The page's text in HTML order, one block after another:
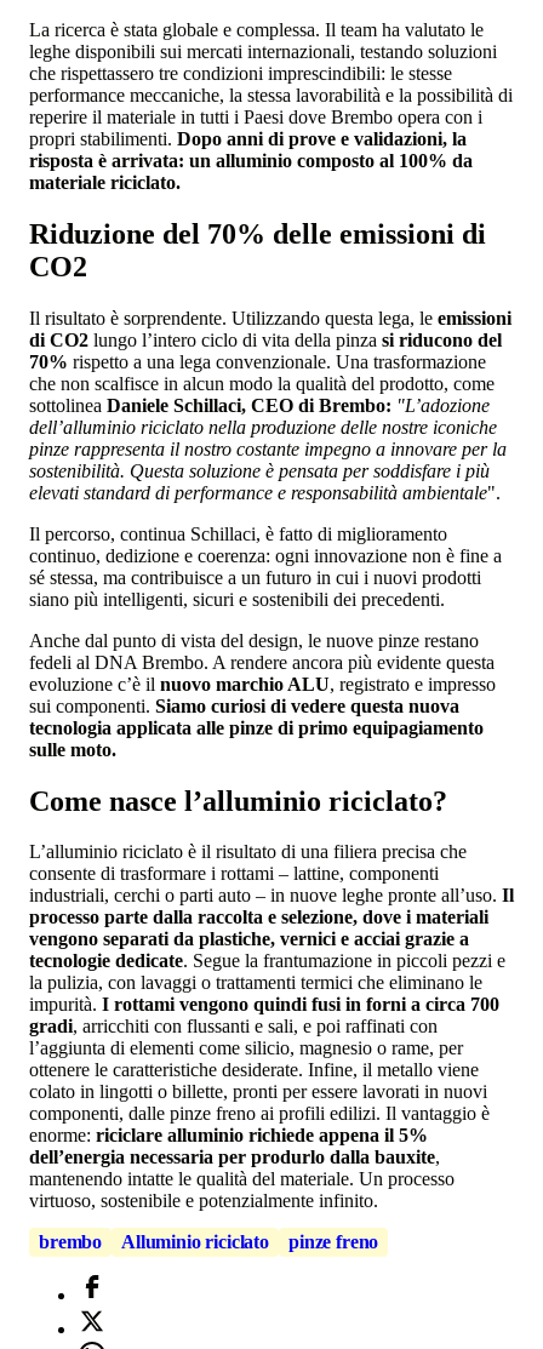
La ricerca è stata globale e complessa. Il team ha valutato le
leghe disponibili sui mercati internazionali, testando soluzioni
che rispettassero tre condizioni imprescindibili: le stesse
performance meccaniche, la stessa lavorabilità e la possibilità di
reperire il materiale in tutti i Paesi dove Brembo opera con i
propri stabilimenti. Dopo anni di prove e validazioni, la
risposta è arrivata: un alluminio composto al 100% da
materiale riciclato.
Riduzione del 70% delle emissioni di
CO2
Il risultato è sorprendente. Utilizzando questa lega, le emissioni
di CO2 lungo l’intero ciclo di vita della pinza si riducono del
70% rispetto a una lega convenzionale. Una trasformazione
che non scalfisce in alcun modo la qualità del prodotto, come
sottolinea Daniele Schillaci, CEO di Brembo: "L’adozione
dell’alluminio riciclato nella produzione delle nostre iconiche
pinze rappresenta il nostro costante impegno a innovare per la
sostenibilità. Questa soluzione è pensata per soddisfare i più
elevati standard di performance e responsabilità ambientale".
Il percorso, continua Schillaci, è fatto di miglioramento
continuo, dedizione e coerenza: ogni innovazione non è fine a
sé stessa, ma contribuisce a un futuro in cui i nuovi prodotti
siano più intelligenti, sicuri e sostenibili dei precedenti.
Anche dal punto di vista del design, le nuove pinze restano
fedeli al DNA Brembo. A rendere ancora più evidente questa
evoluzione c’è il nuovo marchio ALU, registrato e impresso
sui componenti. Siamo curiosi di vedere questa nuova
tecnologia applicata alle pinze di primo equipagiamento
sulle moto.
Come nasce l’alluminio riciclato?
L’alluminio riciclato è il risultato di una filiera precisa che
consente di trasformare i rottami – lattine, componenti
industriali, cerchi o parti auto – in nuove leghe pronte all’uso. Il
processo parte dalla raccolta e selezione, dove i materiali
vengono separati da plastiche, vernici e acciai grazie a
tecnologie dedicate. Segue la frantumazione in piccoli pezzi e
la pulizia, con lavaggi o trattamenti termici che eliminano le
impurità. I rottami vengono quindi fusi in forni a circa 700
gradi, arricchiti con flussanti e sali, e poi raffinati con
l’aggiunta di elementi come silicio, magnesio o rame, per
ottenere le caratteristiche desiderate. Infine, il metallo viene
colato in lingotti o billette, pronti per essere lavorati in nuovi
componenti, dalle pinze freno ai profili edilizi. Il vantaggio è
enorme: riciclare alluminio richiede appena il 5%
dell’energia necessaria per produrlo dalla bauxite,
mantenendo intatte le qualità del materiale. Un processo
virtuoso, sostenibile e potenzialmente infinito.
brembo
Alluminio riciclato pinze freno